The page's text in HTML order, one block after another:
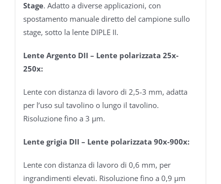
Stage. Adatto a diverse applicazioni, con
spostamento manuale diretto del campione sullo
stage, sotto la lente DIPLE II.
Lente Argento DII – Lente polarizzata 25x-
250x:
Lente con distanza di lavoro di 2,5-3 mm, adatta
per l’uso sul tavolino o lungo il tavolino.
Risoluzione fino a 3 µm.
Lente grigia DII – Lente polarizzata 90x-900x:
Lente con distanza di lavoro di 0,6 mm, per
ingrandimenti elevati. Risoluzione fino a 0,9 µm